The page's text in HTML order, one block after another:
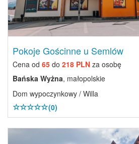
Pokoje Gościnne u Semlów
Cena od 65 do 218 PLN za osobę
Bańska Wyżna, małopolskie
Dom wypoczynkowy / Willa
(0)